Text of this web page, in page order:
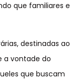
que familiares e
destinadas ao
a vontade do
que buscam